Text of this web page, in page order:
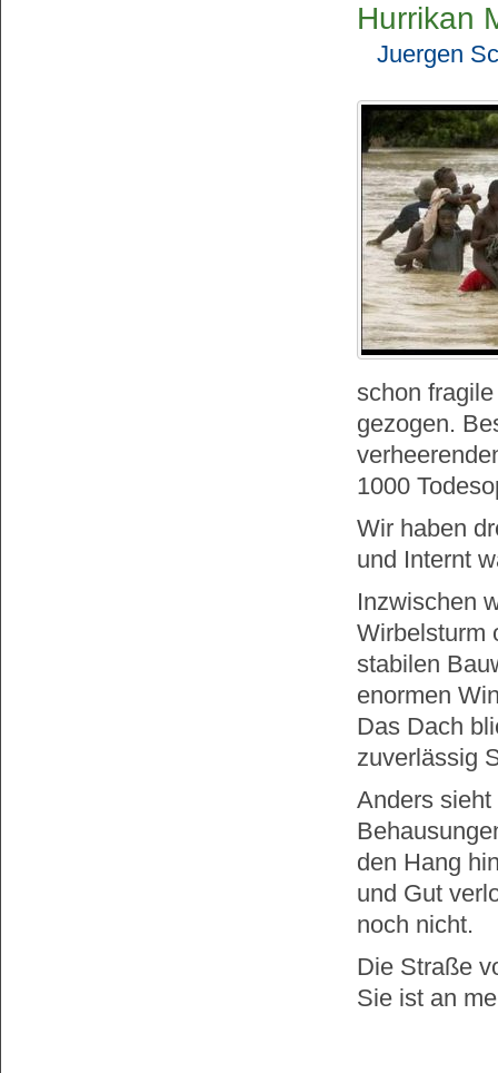
Hurrikan
Juergen
schon
gezogen.
1000
Wir haben
und Internt
Inzwischen
Wirbelsturm
stabilen
enormen
Das Dach
zuverlässig
Anders
den Hang
und Gut
noch nicht.
Die Straße
Sie ist an